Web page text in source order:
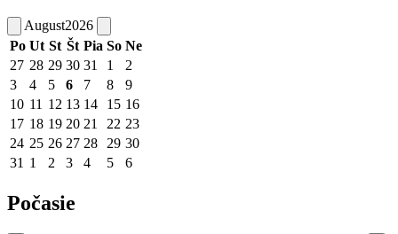
August2026
Po Ut St Št Pia So Ne
27 28 29 30 31 1
2
3
4 5 6 7 8
9
10 11 12 13 14 15 16
17 18 19 20 21 22 23
24 25 26 27 28 29 30
31 1 2 3 4 5 6
Počasie